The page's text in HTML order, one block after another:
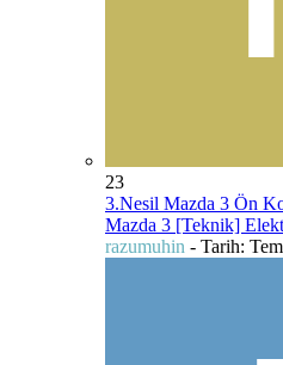
23
3.Nesil Mazda 3 Ön
Mazda 3 [Teknik]
razumuhin - Tarih: